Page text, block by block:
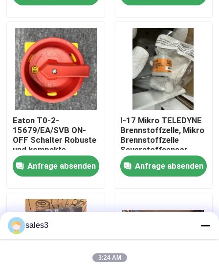
Über uns
Werksbesichtigung
Kontakt mit uns
Neuigkeiten
Bitte um ein Angebot
News
Allein Bradley PLC Produkte
PEPPERL FUCHS Isolierte Barriere
Eaton T0-2-
15679/EA/SVB ON-
OFF Schalter Robuste
und kompakte
Schaltanlage
Anfrage absenden
I-17 Mikro TELEDYNE
Brennstoffzelle, Mikro
Brennstoffzelle
Sauerstoffsensor
Anfrage absenden
sales3
3:24 AM